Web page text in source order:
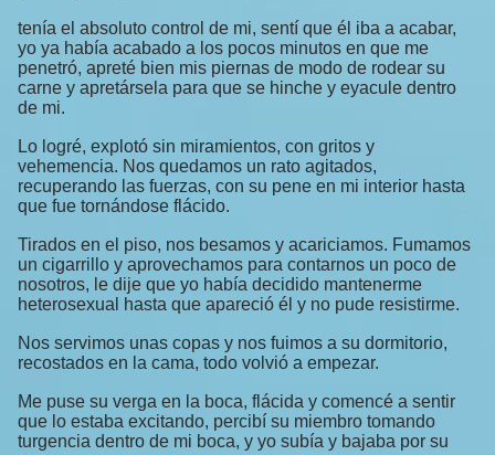
tenía el absoluto control de mi, sentí que él iba a acabar,
yo ya había acabado a los pocos minutos en que me
penetró, apreté bien mis piernas de modo de rodear su
carne y apretársela para que se hinche y eyacule dentro
de mi.
Lo logré, explotó sin miramientos, con gritos y
vehemencia. Nos quedamos un rato agitados,
recuperando las fuerzas, con su pene en mi interior hasta
que fue tornándose flácido.
Tirados en el piso, nos besamos y acariciamos. Fumamos
un cigarrillo y aprovechamos para contarnos un poco de
nosotros, le dije que yo había decidido mantenerme
heterosexual hasta que apareció él y no pude resistirme.
Nos servimos unas copas y nos fuimos a su dormitorio,
recostados en la cama, todo volvió a empezar.
Me puse su verga en la boca, flácida y comencé a sentir
que lo estaba excitando, percibí su miembro tomando
turgencia dentro de mi boca, y yo subía y bajaba por su